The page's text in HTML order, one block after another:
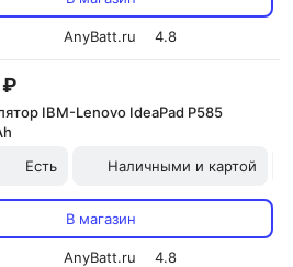
AnyBatt.ru 4.8
₽
IBM-Lenovo IdeaPad P585
Есть
Наличными и картой
В магазин
AnyBatt.ru 4.8